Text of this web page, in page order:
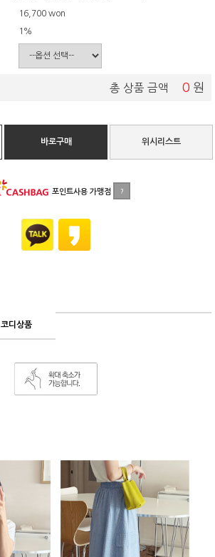
16,700 won
1%
총 상품 금액 0 원
바로구매 위시리스트
포인트사용 가맹점 ?
코디상품